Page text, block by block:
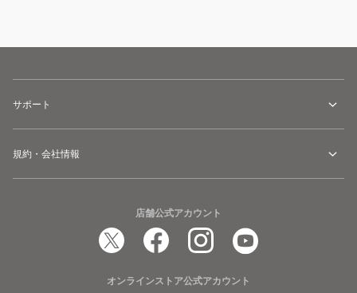
サポート
規約・会社情報
店舗公式アカウント
オンラインストア公式アカウント